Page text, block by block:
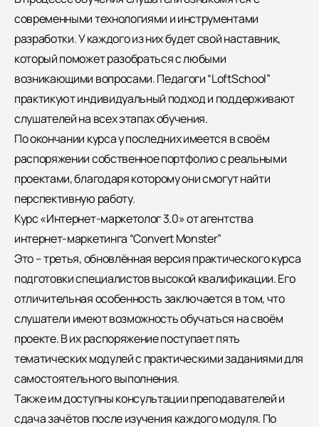
современными технологиями и инструментами
разработки. У каждого из них будет свой наставник,
который поможет разобраться с любыми
возникающими вопросами. Педагоги “LoftSchool”
практикуют индивидуальный подход и поддерживают
слушателей на всех этапах обучения.
По окончании курса у последних имеется в своём
распоряжении собственное портфолио с реальными
проектами, благодаря которому они смогут найти
перспективную работу.
Курс «Интернет-маркетолог 3.0» от агентства
интернет-маркетинга “Convert Monster”
Это – третья, обновлённая версия практического курса
подготовки специалистов высокой квалификации. Его
отличительная особенность заключается в том, что
слушатели имеют возможность обучаться на своём
проекте. В их распоряжение поступает пять
тематических модулей с практическими заданиями для
самостоятельного выполнения.
Также им доступны консультации преподавателей и
сдача зачётов после изучения каждого модуля. По